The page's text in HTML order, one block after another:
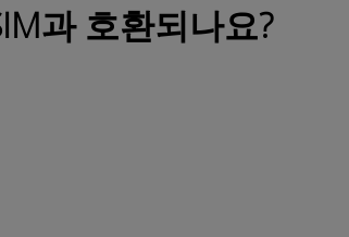
과 호환되나요?